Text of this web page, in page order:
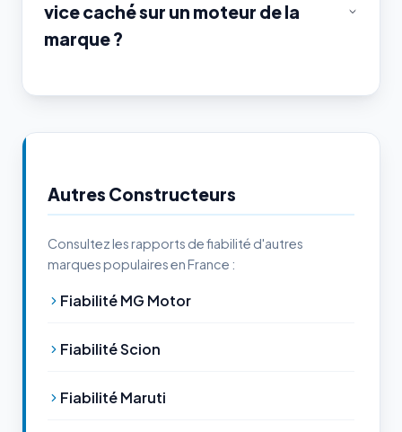
vice caché sur un moteur de la
marque ?
Autres Constructeurs
Consultez les rapports de fiabilité d'autres
marques populaires en France :
Fiabilité MG Motor
Fiabilité Scion
Fiabilité Maruti